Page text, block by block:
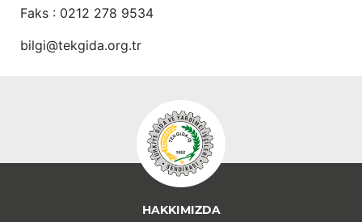
Faks : 0212 278 9534
bilgi@tekgida.org.tr
HAKKIMIZDA